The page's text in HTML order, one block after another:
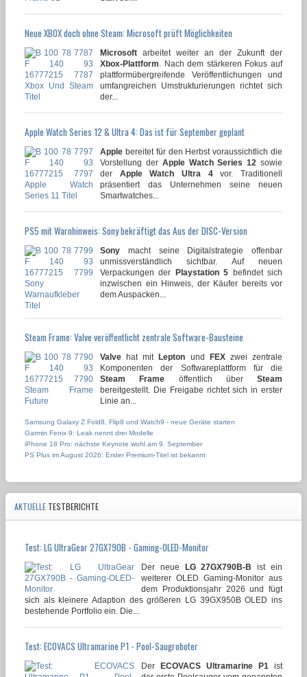
Neue XBOX doch ohne Steam: Microsoft prüft Möglichkeiten
Microsoft arbeitet weiter an der Zukunft der
Xbox-Plattform . Nach dem stärkeren Fokus auf
plattformübergreifende Veröffentlichungen und
umfangreichen Umstrukturierungen richtet sich
der...
Apple Watch Series 12 & Ultra 4: Das ist für September geplant
Apple bereitet für den Herbst voraussichtlich die
Vorstellung der Apple Watch Series 12 sowie
der Apple Watch Ultra 4vor. Traditionell
präsentiert das Unternehmen seine neuen
Smartwatches...
PS5 mit Warnhinweis: Sony bekräftigt das Aus der DISC-Version
Sony macht seine Digitalstrategie offenbar
unmissverständlich sichtbar. Auf neuen
Verpackungen der Playstation 5 befindet sich
inzwischen ein Hinweis, der Käufer bereits vor
dem Auspacken...
Steam Frame: Valve veröffentlicht zentrale Software-Bausteine
Valve hat mitLepton und FEXzwei zentrale
Komponenten der Softwareplattform für die
Steam Frame öffentlich über Steam
bereitgestellt. Die Freigabe richtet sich in erster
Linie an...
Samsung Galaxy Z Fold8, Flip8 und Watch9 - neue Geräte starten
Garmin Fenix 9: Leak nennt drei Modelle
iPhone 18 Pro: nächste Keynote wohl am 9. September
PS Plus im August 2026: Erster Premium-Titel ist bekannt
AKTUELLE TESTBERICHTE
Test: LG UltraGear 27GX790B - Gaming-OLED-Monitor
Der neue LG 27GX790B-B
ist ein
weiterer OLED Gaming-Monitor aus
dem Produktionsjahr 2026 und fügt
sich als kleinere Adaption des größeren LG 39GX950B OLED ins
bestehende Portfolio ein. Die...
Test: ECOVACS Ultramarine P1 - Pool-Saugroboter
Der ECOVACS Ultramarine P1 ist